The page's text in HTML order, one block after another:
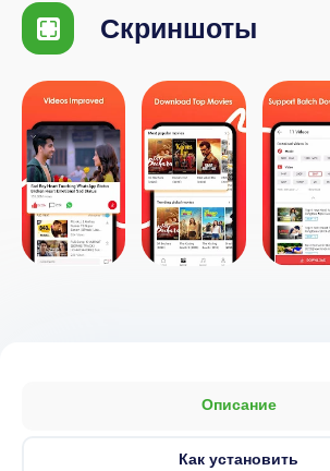
Скриншоты
Описание
Как установить